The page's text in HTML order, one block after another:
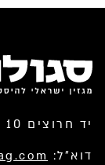
יד חרוצים 10 ירושלים 9342148
דוא”ל: